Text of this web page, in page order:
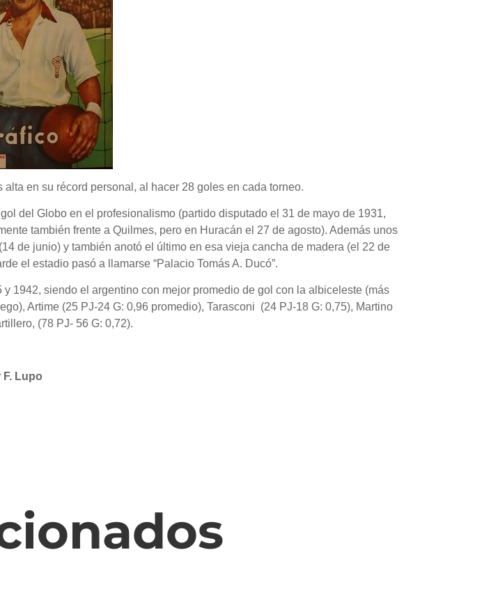
en su récord personal, al hacer 28 goles en cada torneo.
del Globo en el profesionalismo (partido disputado el 31 de mayo de 1931,
también frente a Quilmes, pero en Huracán el 27 de agosto). Además unos
de junio) y también anotó el último en esa vieja cancha de madera (el 22 de
el estadio pasó a llamarse “Palacio Tomás A. Ducó”.
1942, siendo el argentino con mejor promedio de gol con la albiceleste (más
Artime (25 PJ-24 G: 0,96 promedio), Tarasconi (24 PJ-18 G: 0,75), Martino
(78 PJ- 56 G: 0,72).
Lupo